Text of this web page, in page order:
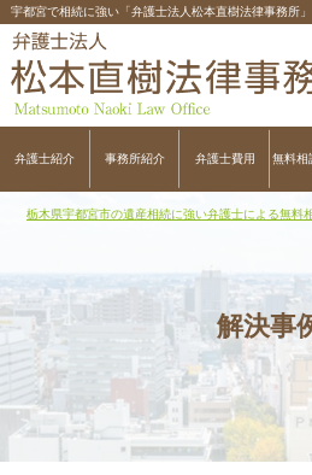
宇都宮で相続に強い「弁護士法人松本直樹法律事務所」
弁護士紹介 事務所紹介 弁護士費用 無料相
栃木県宇都宮市の遺産相続に強い弁護士による無料
解決事